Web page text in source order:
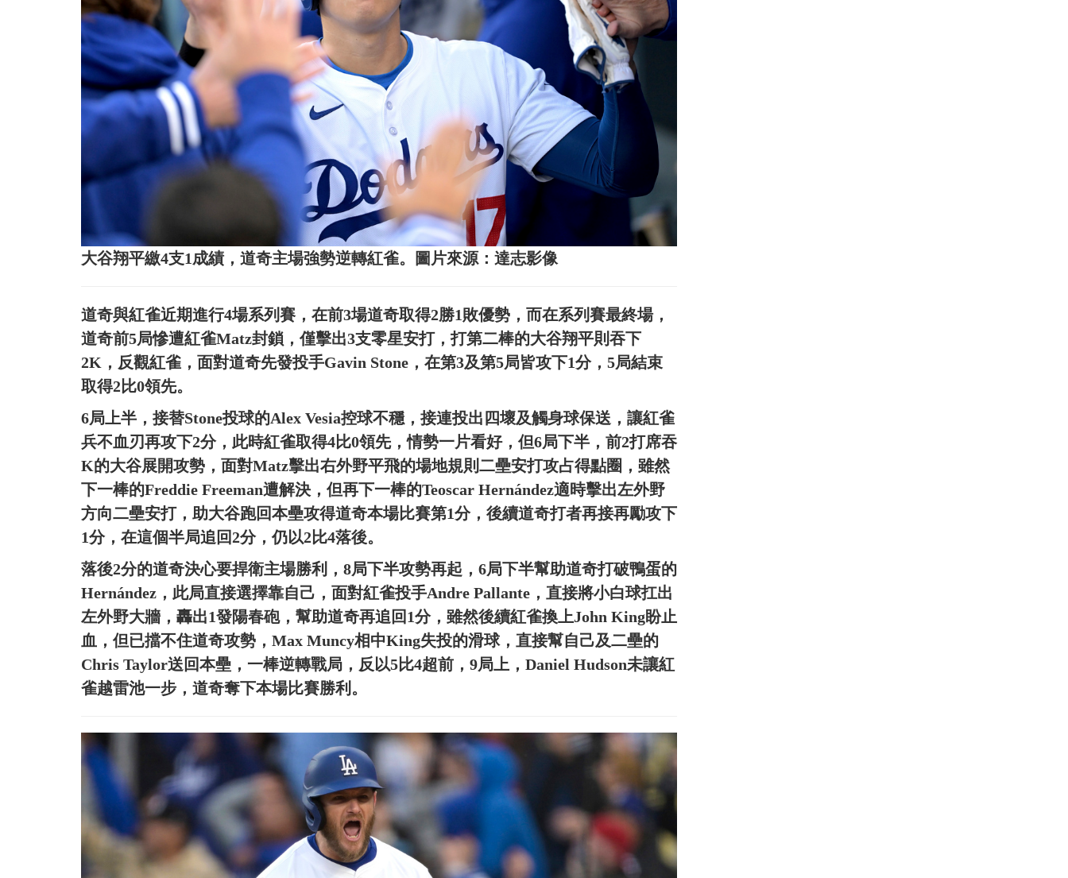
大谷翔平繳4支1成績，道奇主場強勢逆轉紅雀。圖片來源：達志影像
道奇與紅雀近期進行4場系列賽，在前3場道奇取得2勝1敗優勢，而在系列賽最終場，
道奇前5局慘遭紅雀Matz封鎖，僅擊出3支零星安打，打第二棒的大谷翔平則吞下
2K，反觀紅雀，面對道奇先發投手Gavin Stone，在第3及第5局皆攻下1分，5局結束
取得2比0領先。
6局上半，接替Stone投球的Alex Vesia控球不穩，接連投出四壞及觸身球保送，讓紅雀
兵不血刃再攻下2分，此時紅雀取得4比0領先，情勢一片看好，但6局下半，前2打席吞
K的大谷展開攻勢，面對Matz擊出右外野平飛的場地規則二壘安打攻占得點圈，雖然
下一棒的Freddie Freeman遭解決，但再下一棒的Teoscar Hernández適時擊出左外野
方向二壘安打，助大谷跑回本壘攻得道奇本場比賽第1分，後續道奇打者再接再勵攻下
1分，在這個半局追回2分，仍以2比4落後。
落後2分的道奇決心要捍衛主場勝利，8局下半攻勢再起，6局下半幫助道奇打破鴨蛋的
Hernández，此局直接選擇靠自己，面對紅雀投手Andre Pallante，直接將小白球扛出
左外野大牆，轟出1發陽春砲，幫助道奇再追回1分，雖然後續紅雀換上John King盼止
血，但已擋不住道奇攻勢，Max Muncy相中King失投的滑球，直接幫自己及二壘的
Chris Taylor送回本壘，一棒逆轉戰局，反以5比4超前，9局上，Daniel Hudson未讓紅
雀越雷池一步，道奇奪下本場比賽勝利。